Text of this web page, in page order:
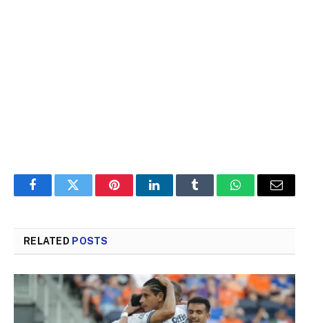
FacebookTwitter PinterestLinkedInTumblr WhatsAppEmail
RELATED POSTS